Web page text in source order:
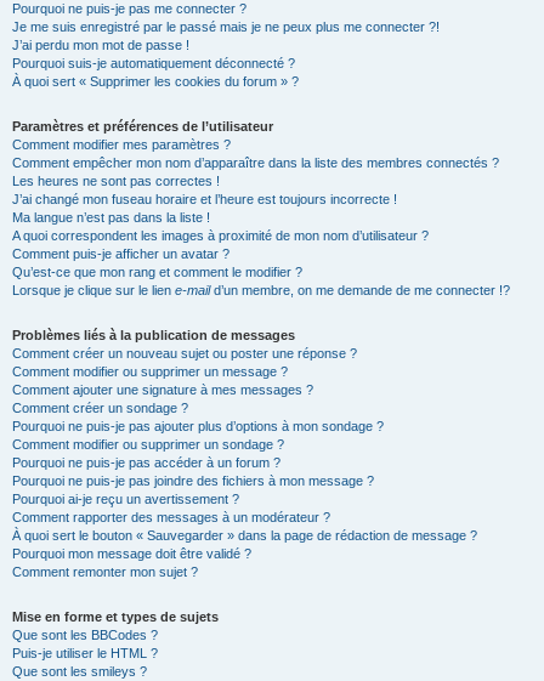
Pourquoi ne puis-je pas me connecter ?
Je me suis enregistré par le passé mais je ne peux plus me connecter ?!
J’ai perdu mon mot de passe !
Pourquoi suis-je automatiquement déconnecté ?
À quoi sert « Supprimer les cookies du forum » ?
Paramètres et préférences de l’utilisateur
Comment modifier mes paramètres ?
Comment empêcher mon nom d’apparaître dans la liste des membres connectés ?
Les heures ne sont pas correctes !
J’ai changé mon fuseau horaire et l’heure est toujours incorrecte !
Ma langue n’est pas dans la liste !
A quoi correspondent les images à proximité de mon nom d’utilisateur ?
Comment puis-je afficher un avatar ?
Qu’est-ce que mon rang et comment le modifier ?
Lorsque je clique sur le lien e-maild’un membre, on me demande de me connecter !?
Problèmes liés à la publication de messages
Comment créer un nouveau sujet ou poster une réponse ?
Comment modifier ou supprimer un message ?
Comment ajouter une signature à mes messages ?
Comment créer un sondage ?
Pourquoi ne puis-je pas ajouter plus d’options à mon sondage ?
Comment modifier ou supprimer un sondage ?
Pourquoi ne puis-je pas accéder à un forum ?
Pourquoi ne puis-je pas joindre des fichiers à mon message ?
Pourquoi ai-je reçu un avertissement ?
Comment rapporter des messages à un modérateur ?
À quoi sert le bouton « Sauvegarder » dans la page de rédaction de message ?
Pourquoi mon message doit être validé ?
Comment remonter mon sujet ?
Mise en forme et types de sujets
Que sont les BBCodes ?
Puis-je utiliser le HTML ?
Que sont les smileys ?